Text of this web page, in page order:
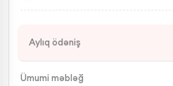
Aylıq ödəniş
Ümumi məbləğ